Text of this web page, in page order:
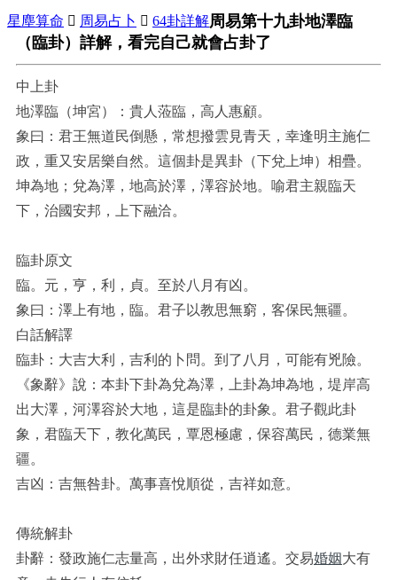
星塵算命  周易占卜  64卦詳解周易第十九卦地澤臨
（臨卦）詳解，看完自己就會占卦了
中上卦
地澤臨（坤宮）：貴人蒞臨，高人惠顧。
象曰：君王無道民倒懸，常想撥雲見青天，幸逢明主施仁
政，重又安居樂自然。這個卦是異卦（下兌上坤）相疊。
坤為地；兌為澤，地高於澤，澤容於地。喻君主親臨天
下，治國安邦，上下融洽。
臨卦原文
臨。元，亨，利，貞。至於八月有凶。
象曰：澤上有地，臨。君子以教思無窮，客保民無疆。
白話解譯
臨卦：大吉大利，吉利的卜問。到了八月，可能有兇險。
《象辭》說：本卦下卦為兌為澤，上卦為坤為地，堤岸高
出大澤，河澤容於大地，這是臨卦的卦象。君子觀此卦
象，君臨天下，教化萬民，覃恩極慮，保容萬民，德業無
疆。
吉凶：吉無咎卦。萬事喜悅順從，吉祥如意。
傳統解卦
卦辭：發政施仁志量高，出外求財任逍遙。交易婚姻大有